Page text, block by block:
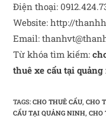
Điện thoại:
Website: http://
Email:
Từ khóa tìm kiếm:
thuê xe cẩu tại
TAGS:CHO THUÊ CẨU, CHO
CẨU TẠI QUẢNG NINH, CHO